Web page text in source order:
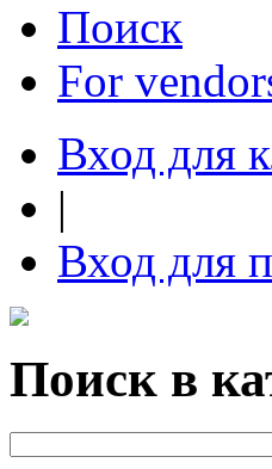
Поиск
For
Вход для
|
Вход для
Поиск в